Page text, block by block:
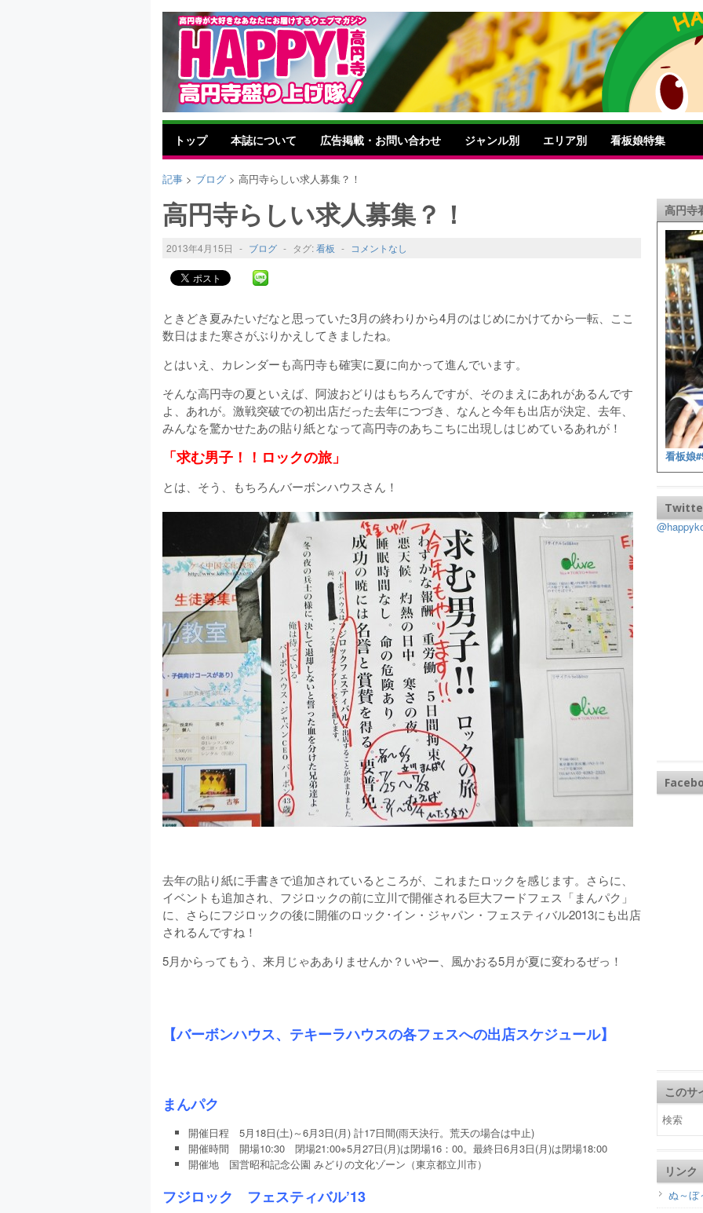
トップ 本誌について 広告掲載・お問い合わせ ジャンル別 エリア別 看板娘特集
記事 > ブログ > 高円寺らしい求人募集？！
高円寺らしい求人募集？！
2013年4月15日 - ブログ - タグ:看板 - コメントなし
ときどき夏みたいだなと思っていた3月の終わりから4月のはじめにかけてから一転、ここ
数日はまた寒さがぶりかえしてきましたね。
とはいえ、カレンダーも高円寺も確実に夏に向かって進んでいます。
そんな高円寺の夏といえば、阿波おどりはもちろんですが、そのまえにあれがあるんです
よ、あれが。激戦突破での初出店だった去年につづき、なんと今年も出店が決定、去年、
みんなを驚かせたあの貼り紙となって高円寺のあちこちに出現しはじめているあれが！
「求む男子！！ロックの旅」
とは、そう、もちろんバーボンハウスさん！
去年の貼り紙に手書きで追加されているところが、これまたロックを感じます。さらに、
イベントも追加され、フジロックの前に立川で開催される巨大フードフェス「まんパク」
に、さらにフジロックの後に開催のロック･イン・ジャパン・フェスティバル2013にも出店
されるんですね！
5月からってもう、来月じゃあありませんか？いやー、風かおる5月が夏に変わるぜっ！
【バーボンハウス、テキーラハウスの各フェスへの出店スケジュール】
まんパク
開催日程 5月18日(土)～6月3日(月) 計17日間(雨天決行。荒天の場合は中止)
開催時間 開場10:30 閉場21:00※5月27日(月)は閉場16：00。最終日6月3日(月)は閉場18:00
開催地 国営昭和記念公園 みどりの文化ゾーン（東京都立川市）
フジロック フェスティバル’13
高円寺
看板娘
このサ
リンク
ぬ～ぼ